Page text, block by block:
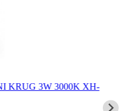
KRUG 3W 3000K XH-